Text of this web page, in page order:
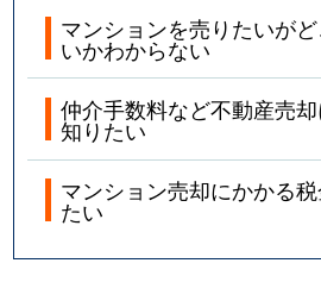
マンションを売りたいが
いかわからない
仲介手数料など不動産売
知りたい
マンション売却にかかる
たい